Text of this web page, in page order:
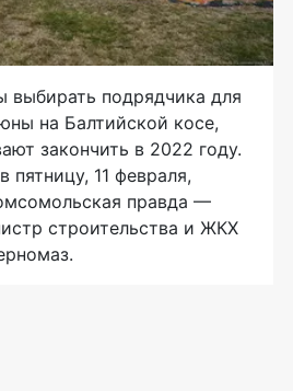
выбирать подрядчика для
на Балтийской косе,
закончить в 2022 году.
11 февраля,
правда —
строительства и ЖКХ